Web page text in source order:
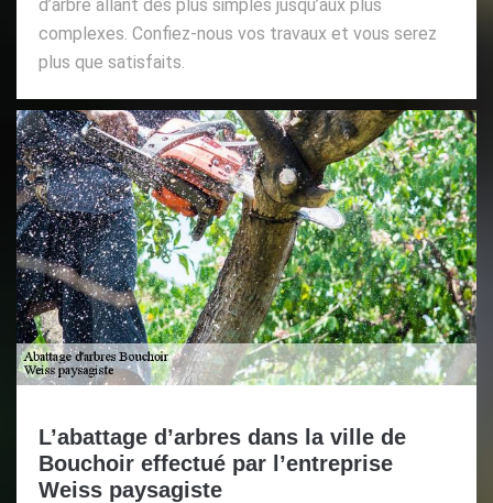
d’arbre allant des plus simples jusqu’aux plus
complexes. Confiez-nous vos travaux et vous serez
plus que satisfaits.
L’abattage d’arbres dans la ville de
Bouchoir effectué par l’entreprise
Weiss paysagiste